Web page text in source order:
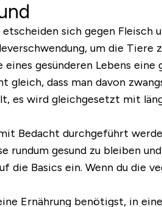
sich gegen Fleisch
um die Tiere
gesünderen Lebens eine
gleich, dass man davon
es wird gleichgesetzt mit
Bedacht durchgeführt
rundum gesund zu bleiben
die Basics ein. Wenn du
Ernährung benötigst, in